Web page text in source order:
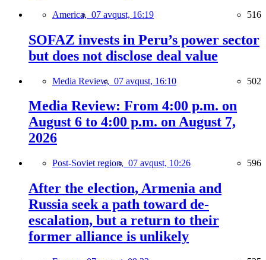
America, 07 avqust, 16:19 516
SOFAZ invests in Peru’s power sector
but does not disclose deal value
Media Review, 07 avqust, 16:10 502
Media Review: From 4:00 p.m. on
August 6 to 4:00 p.m. on August 7,
2026
Post-Soviet region, 07 avqust, 10:26 596
After the election, Armenia and
Russia seek a path toward de-
escalation, but a return to their
former alliance is unlikely